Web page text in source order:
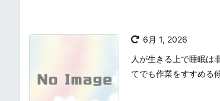
6月 1, 2026
人が生きる上で睡眠は
てでも作業をすすめる